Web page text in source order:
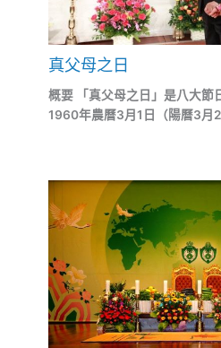
真父母之日
概要 「真父母之日」是八大節
1960年農曆3月1日（陽曆3月